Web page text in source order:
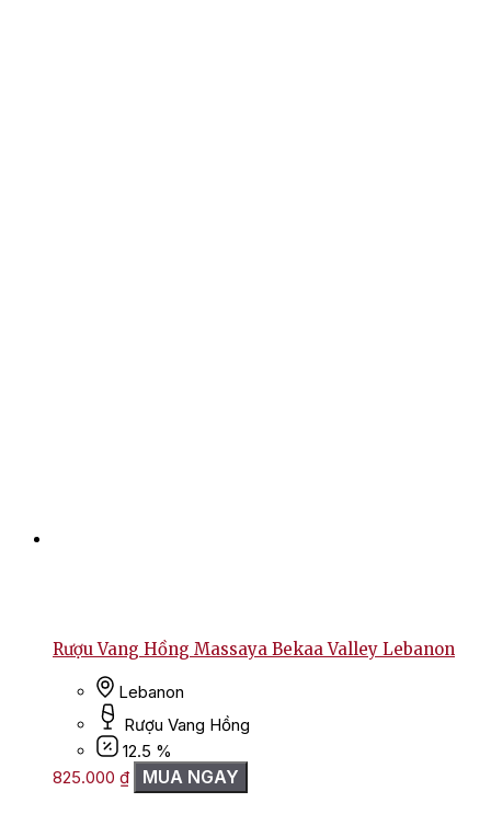
Rượu Vang Hồng Massaya Bekaa Valley Lebanon
Lebanon
Rượu Vang Hồng
12.5 %
825.000 ₫ MUA NGAY